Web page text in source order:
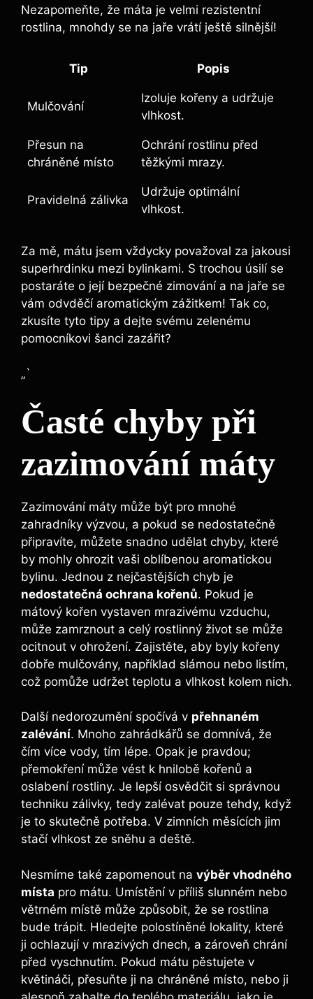
Nezapomeňte, že máta je velmi rezistentní
rostlina, mnohdy se na jaře vrátí ještě silnější!
Tip Popis
Mulčování
Izoluje kořeny a udržuje
vlhkost.
Přesun na
chráněné místo
Ochrání rostlinu před
těžkými mrazy.
Pravidelná zálivka
Udržuje optimální
vlhkost.
Za mě, mátu jsem vždycky považoval za jakousi
superhrdinku mezi bylinkami. S trochou úsilí se
postaráte o její bezpečné zimování a na jaře se
vám odvděčí aromatickým zážitkem! Tak co,
zkusíte tyto tipy a dejte svému zelenému
pomocníkovi šanci zazářit?
„`
Časté chyby při
zazimování máty
Zazimování máty může být pro mnohé
zahradníky výzvou, a pokud se nedostatečně
připravíte, můžete snadno udělat chyby, které
by mohly ohrozit vaši oblíbenou aromatickou
bylinu. Jednou z nejčastějších chyb je
nedostatečná ochrana kořenů. Pokud je
mátový kořen vystaven mrazivému vzduchu,
může zamrznout a celý rostlinný život se může
ocitnout v ohrožení. Zajistěte, aby byly kořeny
dobře mulčovány, například slámou nebo listím,
což pomůže udržet teplotu a vlhkost kolem nich.
Další nedorozumění spočívá v přehnaném
zalévání. Mnoho zahrádkářů se domnívá, že
čím více vody, tím lépe. Opak je pravdou;
přemokření může vést k hnilobě kořenů a
oslabení rostliny. Je lepší osvědčit si správnou
techniku zálivky, tedy zalévat pouze tehdy, když
je to skutečně potřeba. V zimních měsících jim
stačí vlhkost ze sněhu a deště.
Nesmíme také zapomenout na výběr vhodného
místa pro mátu. Umístění v příliš slunném nebo
větrném místě může způsobit, že se rostlina
bude trápit. Hledejte polostíněné lokality, které
ji ochlazují v mrazivých dnech, a zároveň chrání
před vyschnutím. Pokud mátu pěstujete v
květináči, přesuňte ji na chráněné místo, nebo ji